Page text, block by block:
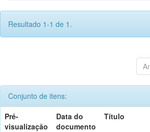
Resultado 1-1 de 1.
Conjunto de itens:
Pré-
visualização
Data do
documento
Título